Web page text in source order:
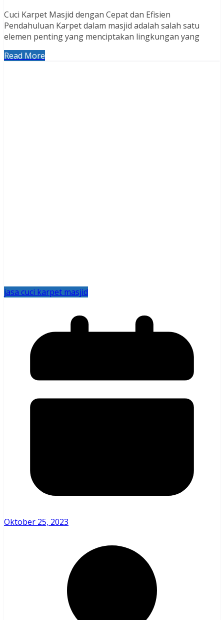
Cuci Karpet Masjid dengan Cepat dan Efisien
Pendahuluan Karpet dalam masjid adalah salah satu
elemen penting yang menciptakan lingkungan yang
Read More
jasa cuci karpet masjid
Oktober 25, 2023